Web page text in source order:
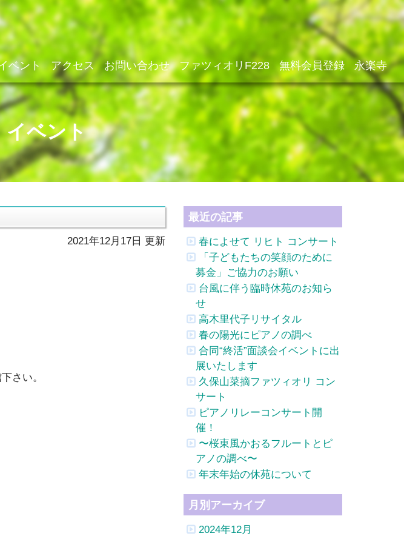
ベント アクセス お問い合わせ ファツィオリF228 無料会員登録 永楽寺
イベント
2021年12月17日 更新
さい。
最近の記事
春によせて リヒト コンサート
「子どもたちの笑顔のために
募金」ご協力のお願い
台風に伴う臨時休苑のお知ら
せ
高木里代子リサイタル
春の陽光にピアノの調べ
合同“終活”面談会イベントに出
展いたします
久保山菜摘ファツィオリ コン
サート
ピアノリレーコンサート開
催！
〜桜東風かおるフルートとピ
アノの調べ〜
年末年始の休苑について
月別アーカイブ
2024年12月